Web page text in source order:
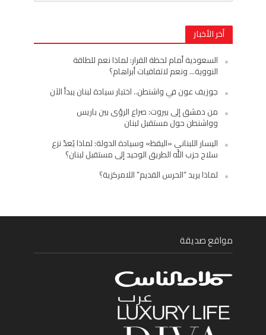
أخر الأخبار
السعودية أمام لحظة القرار: لماذا نعم للطاقة
النووية… ونعم لاتفاقيات أبراهام؟
جوزيف عون في واشنطن.. اختبار سيادة لبنان يبدأ الآن
من دمشق إلى بيروت: صراع الرؤى بين باريس
وواشنطن حول مستقبل لبنان
اليسار اللبناني «اليقظ» وسيادة الدولة: لماذا يُعدّ نزع
سلاح حزب الله الطريق الوحيد إلى مستقبل لبنان؟
لماذا يريد “الحرس القديم” اللامركزية؟
مواقع صديقة